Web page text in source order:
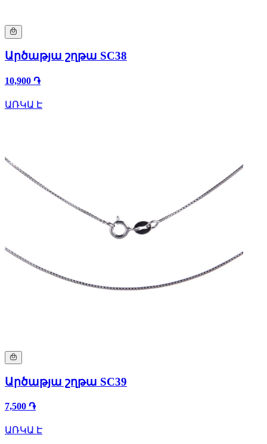
Արծաթյա շղթա SC38
10,900 ֏
ԱՌԿԱ Է
Արծաթյա շղթա SC39
7,500 ֏
ԱՌԿԱ Է